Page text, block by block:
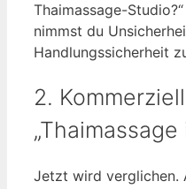
Thaimassage-
nimmst du
Handlungssicherheit
2.
Jetzt wird verglichen.